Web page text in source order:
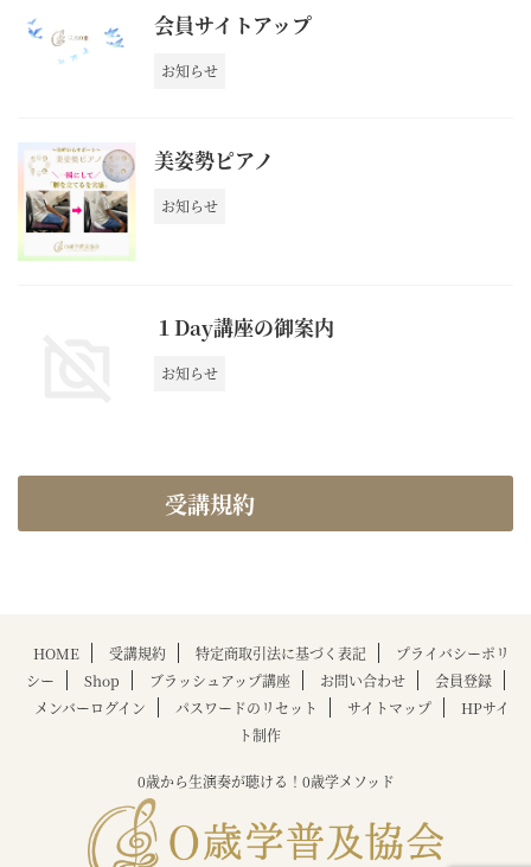
会員サイトアップ
お知らせ
美姿勢ピアノ
お知らせ
１Day講座の御案内
お知らせ
受講規約
HOME 受講規約 特定商取引法に基づく表記
プライバシーポリ
シー
Shop ブラッシュアップ講座 お問い合わせ
会員登録
メンバーログイン
パスワードのリセット サイトマップ
HPサイ
ト制作
0歳から生演奏が聴ける！0歳学メソッド